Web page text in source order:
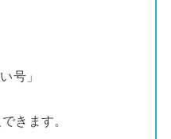
号」
きます。